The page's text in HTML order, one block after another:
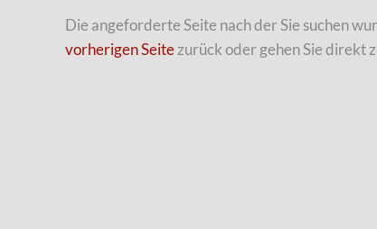
Die angeforderte Seite nach der Sie suchen
vorherigen Seitezurück oder gehen Sie direkt